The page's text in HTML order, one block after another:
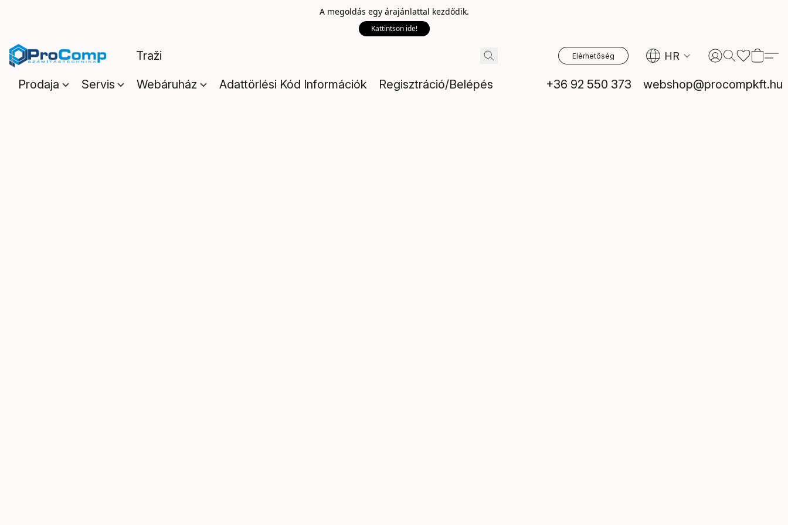
A megoldás egy árajánlattal kezdődik.
Kattintson ide!
Elérhetőség HR
Prodaja Servis Webáruház Adattörlési Kód Információk Regisztráció/Belépés +36 92 550 373 webshop@procompkft.hu